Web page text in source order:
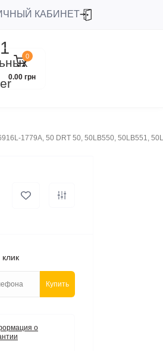
КАБИНЕТ
0
0.00 грн
1779A, 50 DRT 50, 50LB550, 50LB551,
Купить
о